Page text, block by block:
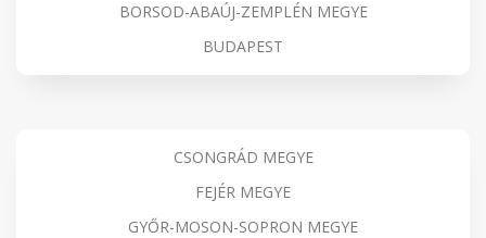
BORSOD-ABAÚJ-ZEMPLÉN MEGYE
BUDAPEST
CSONGRÁD MEGYE
FEJÉR MEGYE
GYŐR-MOSON-SOPRON MEGYE